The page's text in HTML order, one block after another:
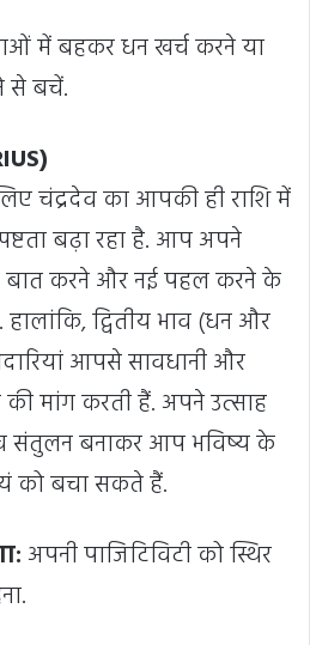
में बहकर धन खर्च करने या
से बचें.
चंद्रदेव का आपकी ही राशि में
बढ़ा रहा है. आप अपने
बात करने और नई पहल करने के
द्वितीय भाव (धन और
आपसे सावधानी और
मांग करती हैं. अपने उत्साह
संतुलन बनाकर आप भविष्य के
को बचा सकते हैं.
अपनी पाजिटिविटी को स्थिर